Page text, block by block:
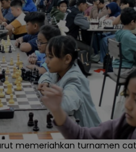
memeriahkan turnamen